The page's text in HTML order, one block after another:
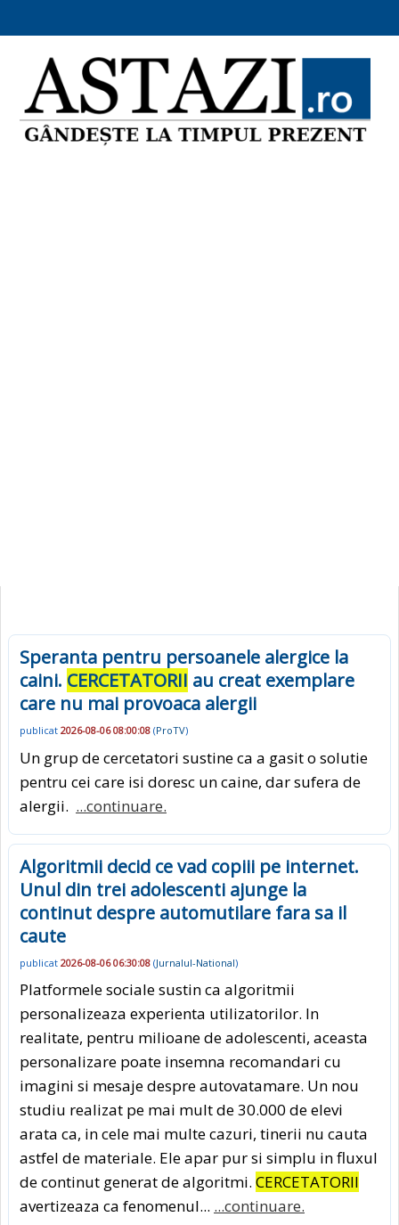
Speranta pentru persoanele alergice la
caini. CERCETATORII au creat exemplare
care nu mai provoaca alergii
publicat 2026-08-06 08:00:08 (ProTV)
Un grup de cercetatori sustine ca a gasit o solutie
pentru cei care isi doresc un caine, dar sufera de
alergii. ...continuare.
Algoritmii decid ce vad copiii pe internet.
Unul din trei adolescenti ajunge la
continut despre automutilare fara sa il
caute
publicat 2026-08-06 06:30:08 (Jurnalul-National)
Platformele sociale sustin ca algoritmii
personalizeaza experienta utilizatorilor. In
realitate, pentru milioane de adolescenti, aceasta
personalizare poate insemna recomandari cu
imagini si mesaje despre autovatamare. Un nou
studiu realizat pe mai mult de 30.000 de elevi
arata ca, in cele mai multe cazuri, tinerii nu cauta
astfel de materiale. Ele apar pur si simplu in fluxul
de continut generat de algoritmi. CERCETATORII
avertizeaza ca fenomenul... ...continuare.